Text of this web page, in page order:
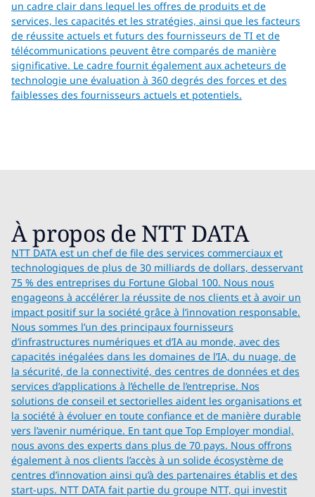
un cadre clair dans lequel les offres de produits et de
services, les capacités et les stratégies, ainsi que les facteurs
de réussite actuels et futurs des fournisseurs de TI et de
télécommunications peuvent être comparés de manière
significative. Le cadre fournit également aux acheteurs de
technologie une évaluation à 360 degrés des forces et des
faiblesses des fournisseurs actuels et potentiels.
À propos de NTT DATA
NTT DATA est un chef de file des services commerciaux et
technologiques de plus de 30 milliards de dollars, desservant
75 % des entreprises du Fortune Global 100. Nous nous
engageons à accélérer la réussite de nos clients et à avoir un
impact positif sur la société grâce à l’innovation responsable.
Nous sommes l’un des principaux fournisseurs
d’infrastructures numériques et d’IA au monde, avec des
capacités inégalées dans les domaines de l’IA, du nuage, de
la sécurité, de la connectivité, des centres de données et des
services d’applications à l’échelle de l’entreprise. Nos
solutions de conseil et sectorielles aident les organisations et
la société à évoluer en toute confiance et de manière durable
vers l’avenir numérique. En tant que Top Employer mondial,
nous avons des experts dans plus de 70 pays. Nous offrons
également à nos clients l’accès à un solide écosystème de
centres d’innovation ainsi qu’à des partenaires établis et des
start-ups. NTT DATA fait partie du groupe NTT, qui investit